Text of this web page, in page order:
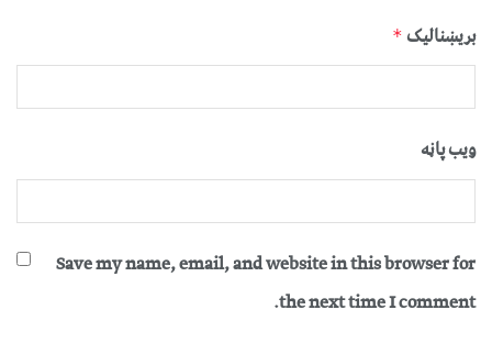
بریښنالیک *
ویب پاڼه
Save my name, email, and website in this browser for
the next time I comment.